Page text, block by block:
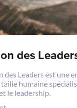
des
des Leaders est une
humaine
le leadership.